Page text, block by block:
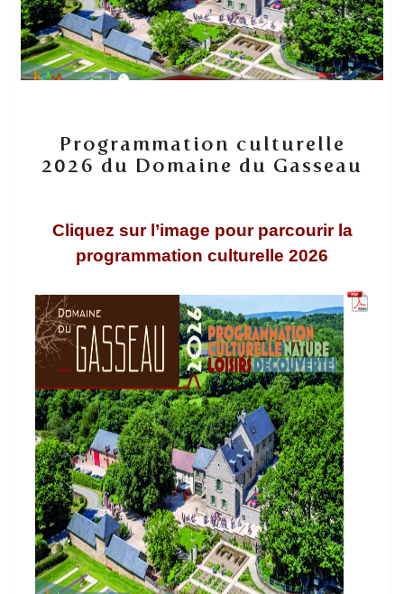
culturelle
2026
du
Gasseau
Programmation culturelle
2026 du Domaine du Gasseau
Cliquez sur l’image pour parcourir la
programmation culturelle 2026